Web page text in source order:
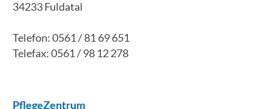
34233 Fuldatal
Telefon: 0561 / 81 69 651
Telefax: 0561 / 98 12 278
PflegeZentrum